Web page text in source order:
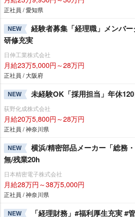
正社員 / 愛知県
NEW
経験者募集「経理職」メンバ
研修充実
日伸工業株式会社
月給23万5,000円～28万円
正社員 / 大阪府
NEW 未経験OK「採用担当」年休
荻野化成株式会社
月給20万5,800円～28万円
正社員 / 神奈川県
NEW
横浜/精密部品メーカー「総務
無/残業20h
日本精密電子株式会社
月給28万円～38万5,000円
正社員 / 神奈川県
NEW 「経理財務」#福利厚生充実 #